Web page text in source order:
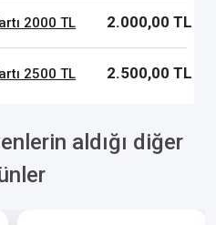
2000 TL 2.000,00 TL
2500 TL 2.500,00 TL
aldığı diğer